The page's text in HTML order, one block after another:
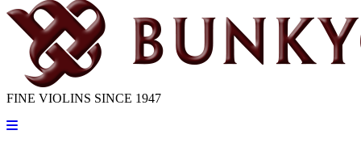
FINE VIOLINS SINCE 1947